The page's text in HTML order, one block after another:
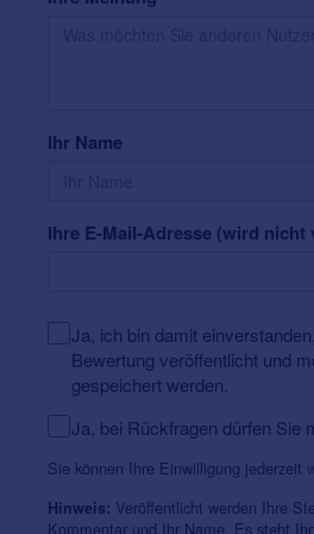
Ihr Name
Ihre E-Mail-Adresse (wird
Ja, ich bin damit
Bewertung veröffentlicht und
gespeichert werden.
Ja, bei Rückfragen dürfen Sie
Sie können Ihre Einwilligung jederzeit
Hinweis: Veröffentlicht werden Ihre
Kommentar und Ihr Name. Es steht